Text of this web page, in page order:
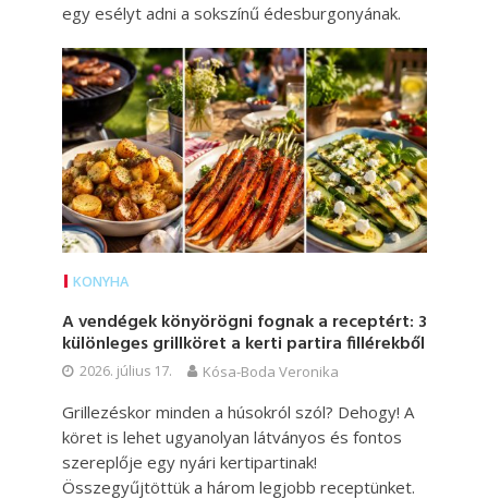
egy esélyt adni a sokszínű édesburgonyának.
KONYHA
A vendégek könyörögni fognak a receptért: 3
különleges grillköret a kerti partira fillérekből
2026. július 17. Kósa-Boda Veronika
Grillezéskor minden a húsokról szól? Dehogy! A
köret is lehet ugyanolyan látványos és fontos
szereplője egy nyári kertipartinak!
Összegyűjtöttük a három legjobb receptünket.